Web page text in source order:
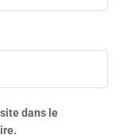
dans le